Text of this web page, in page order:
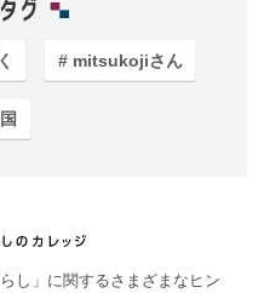
mitsukojiさん
し」に関するさまざまなヒン